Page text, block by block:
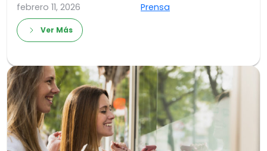
febrero 11, 2026 Prensa
Ver Más